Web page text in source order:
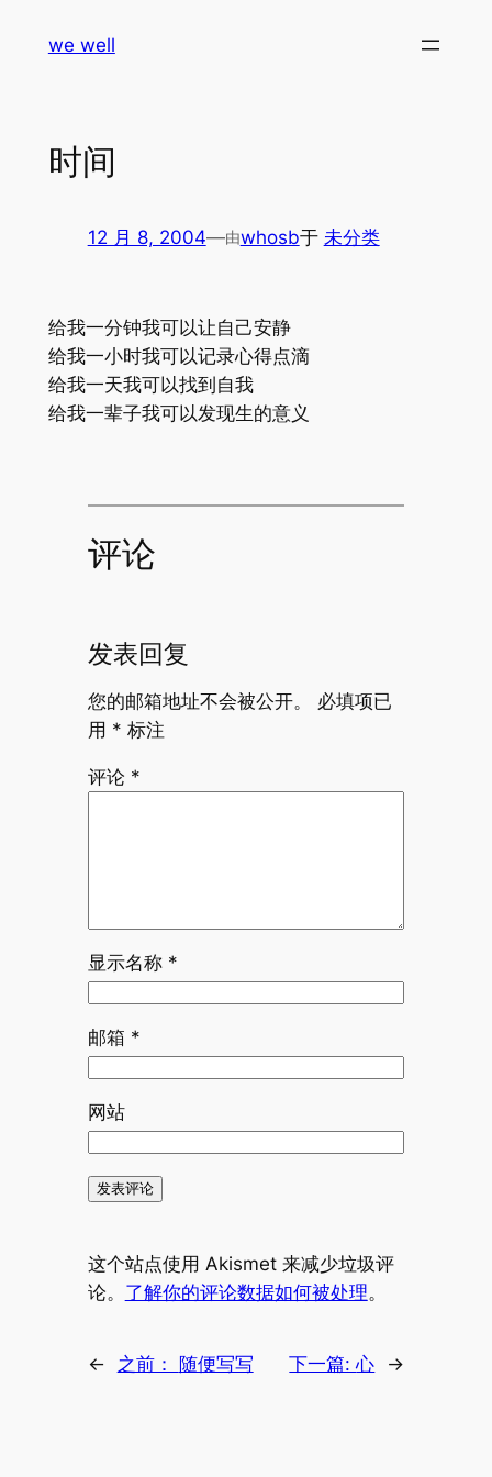
we well
时间
12 月 8, 2004—由whosb于 未分类
给我一分钟我可以让自己安静
给我一小时我可以记录心得点滴
给我一天我可以找到自我
给我一辈子我可以发现生的意义
评论
发表回复
您的邮箱地址不会被公开。
必填项已
用 * 标注
评论 *
显示名称 *
邮箱 *
网站
这个站点使用 Akismet 来减少垃圾评
论。 了解你的评论数据如何被处理。
← 之前： 随便写写 下一篇:心 →